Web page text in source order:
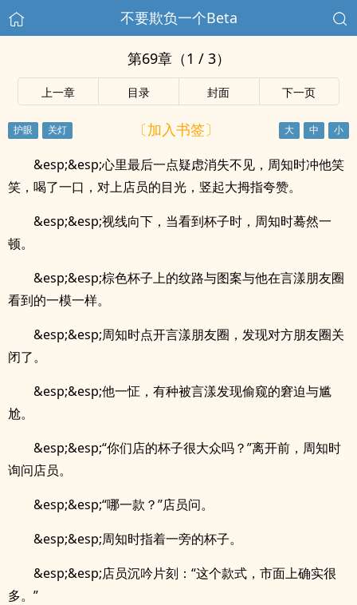
不要欺负一个Beta
第69章（1 / 3）
上一章 目录 封面 下一页
〔加入书签〕
&esp;&esp;心里最后一点疑虑消失不见，周知时冲他笑
笑，喝了一口，对上店员的目光，竖起大拇指夸赞。
&esp;&esp;视线向下，当看到杯子时，周知时蓦然一
顿。
&esp;&esp;棕色杯子上的纹路与图案与他在言漾朋友圈
看到的一模一样。
&esp;&esp;周知时点开言漾朋友圈，发现对方朋友圈关
闭了。
&esp;&esp;他一怔，有种被言漾发现偷窥的窘迫与尴
尬。
&esp;&esp;“你们店的杯子很大众吗？”离开前，周知时
询问店员。
&esp;&esp;“哪一款？”店员问。
&esp;&esp;周知时指着一旁的杯子。
&esp;&esp;店员沉吟片刻：“这个款式，市面上确实很
多。”